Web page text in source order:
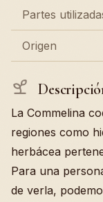
Partes
Origen
La Commelina
regiones como
herbácea
Para una
de verla,